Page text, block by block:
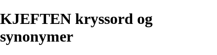
KJEFTEN kryssord og
synonymer